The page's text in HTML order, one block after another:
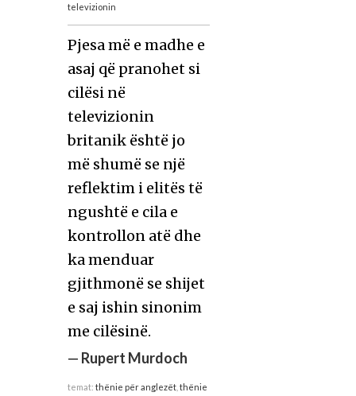
televizionin
Pjesa më e madhe e
asaj që pranohet si
cilësi në
televizionin
britanik është jo
më shumë se një
reflektim i elitës të
ngushtë e cila e
kontrollon atë dhe
ka menduar
gjithmonë se shijet
e saj ishin sinonim
me cilësinë.
— Rupert Murdoch
temat: thënie për anglezët, thënie